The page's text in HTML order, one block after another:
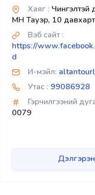
Хаяг : Чингэлтэй
МН Тауэр, 10
Вэб сайт :
https://
d
И-мэйл:
Утас : 99086928
Гэрчилгээний
0079